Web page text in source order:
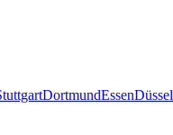
DortmundEssen